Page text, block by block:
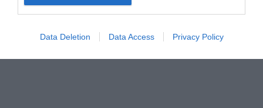
Data Deletion Data Access Privacy Policy